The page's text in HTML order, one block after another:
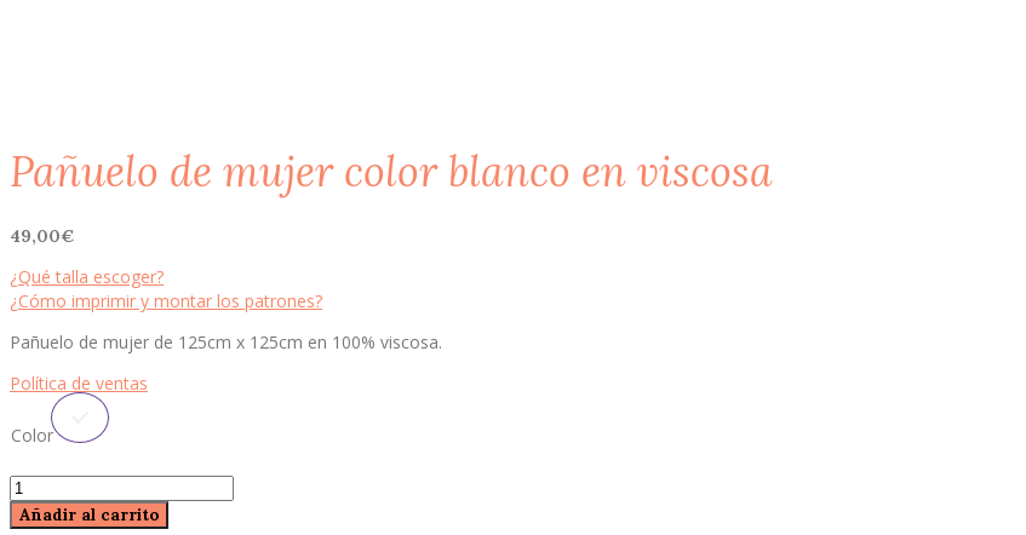
Pañuelo de mujer color blanco en viscosa
49,00€
¿Qué talla escoger?
¿Cómo imprimir y montar los patrones?
Pañuelo de mujer de 125cm x 125cm en 100% viscosa.
Política de ventas
Color
Pañuelo
deAñadir al carrito